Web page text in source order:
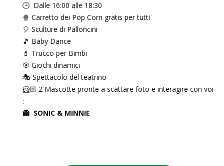
🕒 Dalle 16:00 alle 18:30
🍿 Carretto dei Pop Corn gratis per tutti
🎈 Sculture di Palloncini
🎵 Baby Dance
💄 Trucco per Bimbi
🎯 Giochi dinamici
🎭 Spettacolo del teatrino
🦸🏻 2 Mascotte pronte a scattare foto e interagire con voi
:
👻 SONIC & MINNIE